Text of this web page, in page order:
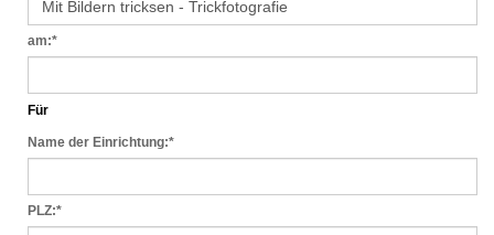
am:*
Für
Name der Einrichtung:*
PLZ:*